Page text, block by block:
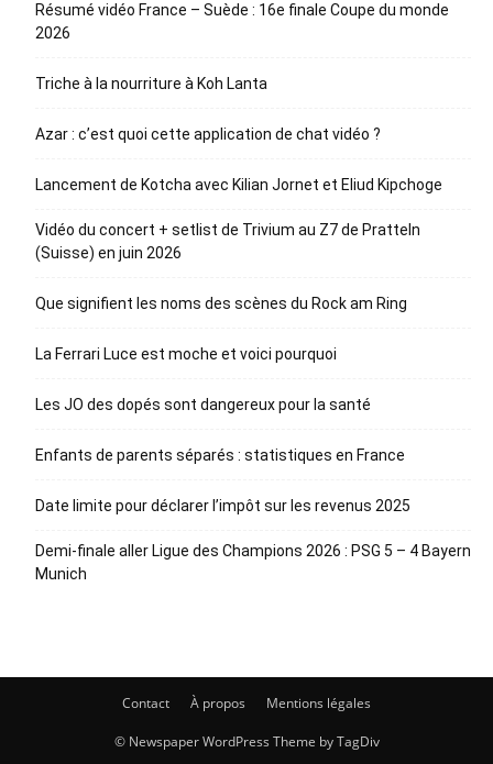
Résumé vidéo France – Suède : 16e finale Coupe du monde
2026
Triche à la nourriture à Koh Lanta
Azar : c’est quoi cette application de chat vidéo ?
Lancement de Kotcha avec Kilian Jornet et Eliud Kipchoge
Vidéo du concert + setlist de Trivium au Z7 de Pratteln
(Suisse) en juin 2026
Que signifient les noms des scènes du Rock am Ring
La Ferrari Luce est moche et voici pourquoi
Les JO des dopés sont dangereux pour la santé
Enfants de parents séparés : statistiques en France
Date limite pour déclarer l’impôt sur les revenus 2025
Demi-finale aller Ligue des Champions 2026 : PSG 5 – 4 Bayern
Munich
Contact À propos Mentions légales
© Newspaper WordPress Theme by TagDiv